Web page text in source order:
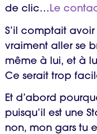
de clic…Le
S’il comptait
vraiment aller se
même à lui, et à
Ce serait trop
Et d’abord
puisqu’il est une
non, mon gars tu